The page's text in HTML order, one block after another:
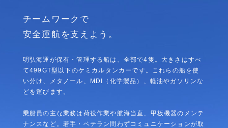
チームワークで
安全運航を支えよう。
明弘海運が保有・管理する船は、全部で4隻。大きさはすべ
て499GT型以下のケミカルタンカーです。これらの船を使
い分け、メタノール、MDI（化学製品）、軽油やガソリンな
どを運びます。
乗船員の主な業務は荷役作業や航海当直、甲板機器のメンテ
ナンスなど。若手・ベテラン問わずコミュニケーションが取